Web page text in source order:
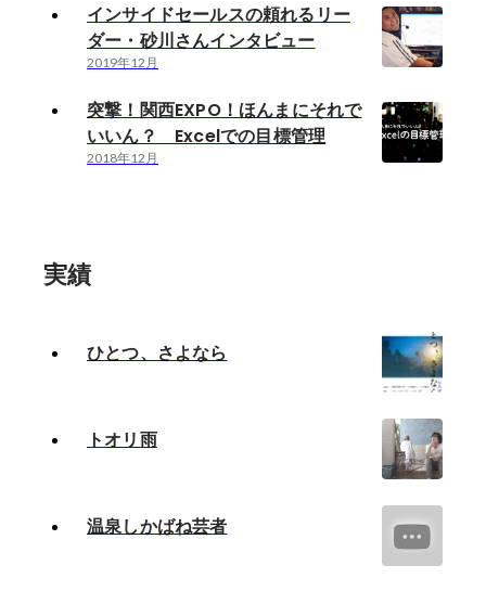
インサイドセールスの頼れるリー
ダー・砂川さんインタビュー
2019年12月
突撃！関西EXPO！ほんまにそれで
いいん？ Excelでの目標管理
2018年12月
実績
ひとつ、さよなら
トオリ雨
温泉しかばね芸者